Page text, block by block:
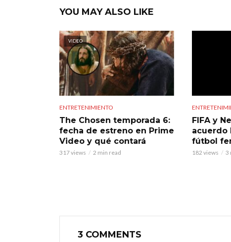
YOU MAY ALSO LIKE
VIDEO
ENTRETENIMIENTO
The Chosen temporada 6:
fecha de estreno en Prime
Video y qué contará
317 views 2 min read
FIFA y
acuerdo
fútbol
182 views 3
3 COMMENTS